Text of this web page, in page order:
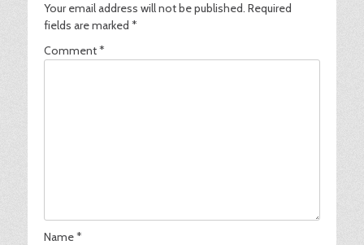
Your email address will not be published. Required
fields are marked *
Comment*
Name*